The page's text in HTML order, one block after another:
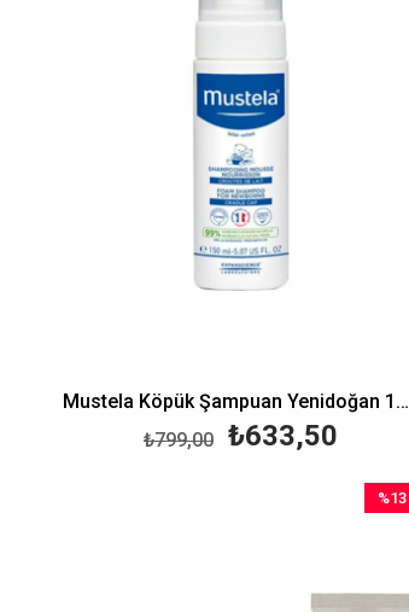
Mustela Köpük Şampuan Yenidoğan 150 ml
₺633,50
₺799,00
%13